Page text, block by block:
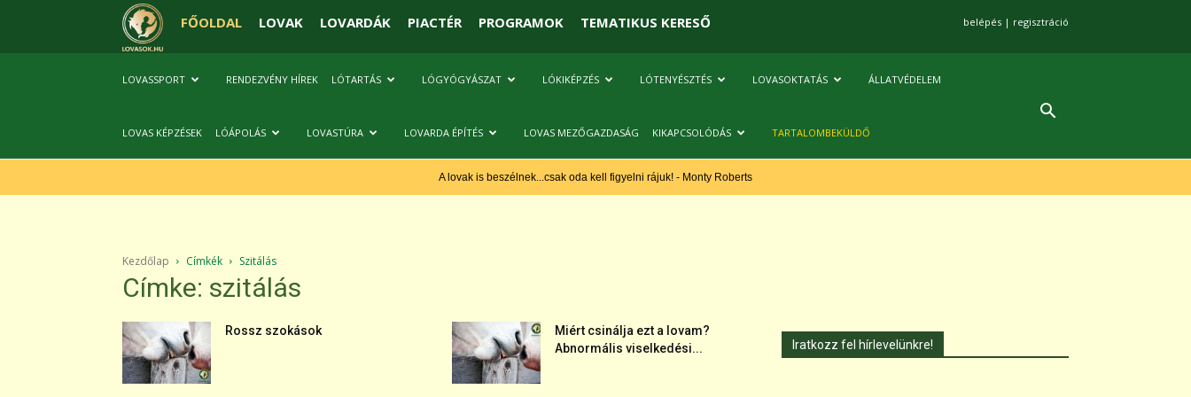
FŐOLDAL LOVAK LOVARDÁK PIACTÉR PROGRAMOK TEMATIKUS KERESŐ belépés | regisztráció
LOVASSPORT RENDEZVÉNY HÍREK LÓTARTÁS LÓGYÓGYÁSZAT LÓKIKÉPZÉS LÓTENYÉSZTÉS LOVASOKTATÁS ÁLLATVÉDELEM
LOVAS KÉPZÉSEK LÓÁPOLÁS LOVASTÚRA LOVARDA ÉPÍTÉS LOVAS MEZŐGAZDASÁG KIKAPCSOLÓDÁS TARTALOMBEKÜLDŐ
A lovak is beszélnek...csak oda kell figyelni rájuk! - Monty Roberts
Kezdőlap Címkék Szitálás
Címke: szitálás
Rossz szokások
Miért csinálja ezt a lovam?
Abnormális viselkedési...
Iratkozz fel hírlevelünkre!